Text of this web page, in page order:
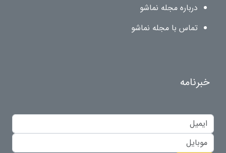
درباره مجله نماشو
تماس با مجله نماشو
خبرنامه